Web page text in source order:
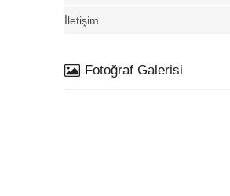
İletişim
Fotoğraf Galerisi